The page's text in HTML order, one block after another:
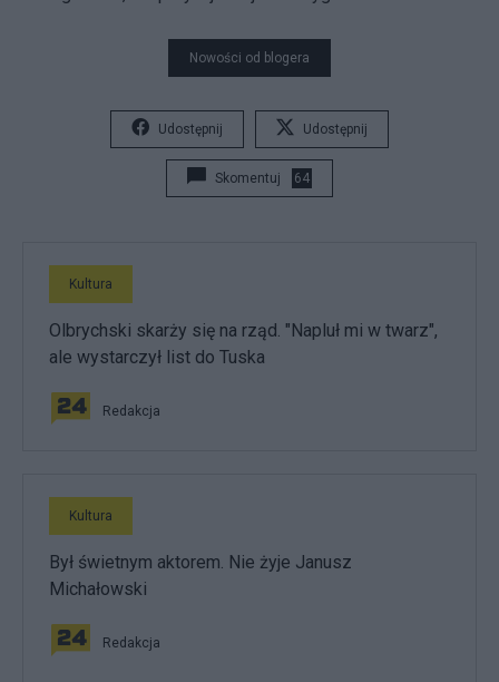
Nowości od blogera
Udostępnij Udostępnij
Skomentuj 64
Kultura
Olbrychski skarży się na rząd. "Napluł mi w twarz",
ale wystarczył list do Tuska
Redakcja
Kultura
Był świetnym aktorem. Nie żyje Janusz
Michałowski
Redakcja